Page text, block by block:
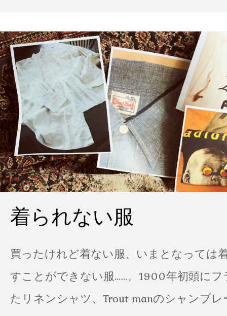
着られない服
買ったけれど着ない服、いまとなっては
すことができない服……。1900年初頭に
たリネンシャツ、Trout manのシャンブ